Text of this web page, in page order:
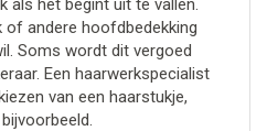
als het begint uit te vallen.
of andere hoofdbedekking
Soms wordt dit vergoed
Een haarwerkspecialist
van een haarstukje,